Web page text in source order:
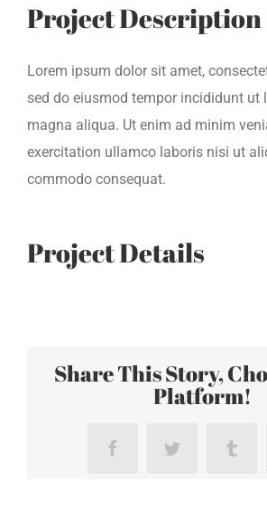
Project Description
Lorem ipsum dolor sit amet,
sed do eiusmod tempor incididunt ut
magna aliqua. Ut enim ad minim
exercitation ullamco laboris nisi ut
commodo consequat.
Project Details
Share This Story,
Platform!
FacebookTwitter